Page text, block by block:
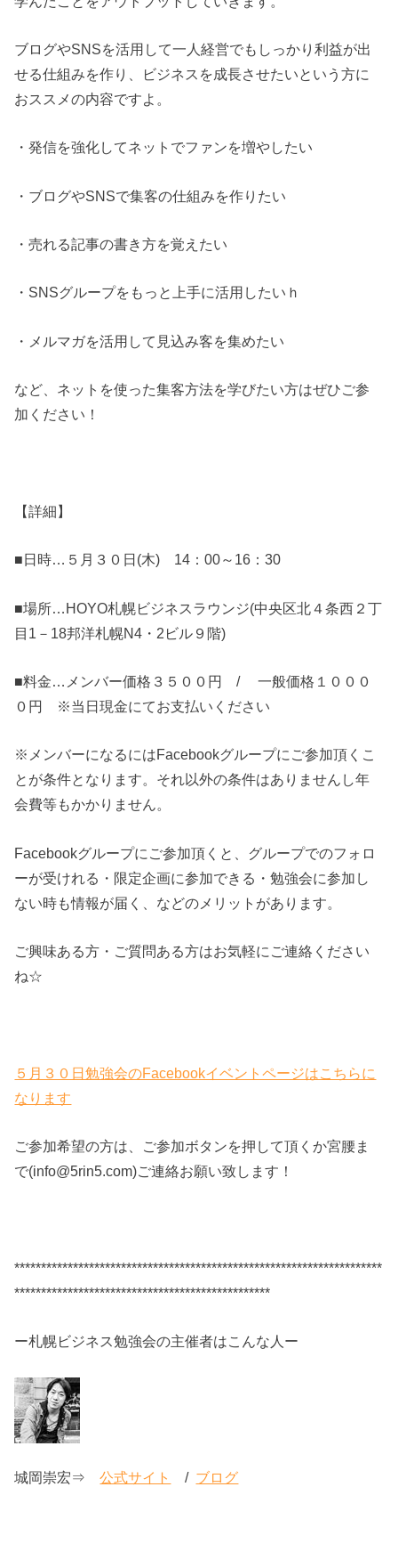
ブログやSNSを活用して一人経営でもしっかり利益が出
せる仕組みを作り、ビジネスを成長させたいという方に
おススメの内容ですよ。
・発信を強化してネットでファンを増やしたい
・ブログやSNSで集客の仕組みを作りたい
・売れる記事の書き方を覚えたい
・SNSグループをもっと上手に活用したいｈ
・メルマガを活用して見込み客を集めたい
など、ネットを使った集客方法を学びたい方はぜひご参
加ください！
【詳細】
■日時…５月３０日(木) 14：00～16：30
■場所…HOYO札幌ビジネスラウンジ(中央区北４条西２丁
目1－18邦洋札幌N4・2ビル９階)
■料金…メンバー価格３５００円 / 一般価格１０００
０円 ※当日現金にてお支払いください
※メンバーになるにはFacebookグループにご参加頂くこ
とが条件となります。それ以外の条件はありませんし年
会費等もかかりません。
Facebookグループにご参加頂くと、グループでのフォロ
ーが受けれる・限定企画に参加できる・勉強会に参加し
ない時も情報が届く、などのメリットがあります。
ご興味ある方・ご質問ある方はお気軽にご連絡ください
ね☆
５月３０日勉強会のFacebookイベントページはこちらに
なります
ご参加希望の方は、ご参加ボタンを押して頂くか宮腰ま
で(info@5rin5.com)ご連絡お願い致します！
*********************************************************************
************************************************
ー札幌ビジネス勉強会の主催者はこんな人ー
城岡崇宏⇒公式サイト / ブログ